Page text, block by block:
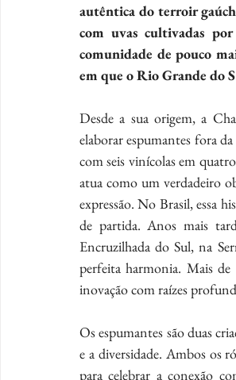
autêntica do terroir
com uvas cultivadas
comunidade de pouco
em que o Rio Grande do
Desde a sua origem, a
elaborar espumantes fora
com seis vinícolas em
atua como um verdadeiro
expressão. No Brasil, essa
de partida. Anos mais
Encruzilhada do Sul, na
perfeita harmonia. Mais
inovação com raízes
Os espumantes são duas
e a diversidade. Ambos os
para celebrar a conexão